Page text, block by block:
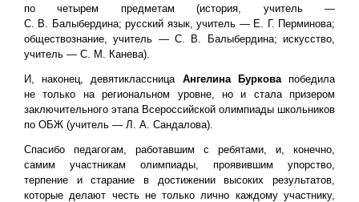
по четырем предметам (история, учитель —
С. В. Балыбердина; русский язык, учитель — Е. Г. Перминова;
обществознание, учитель — С. В. Балыбердина; искусство,
учитель — С. М. Канева).
И, наконец, девятиклассница Ангелина Бурковапобедила
не только на региональном уровне, но и стала призером
заключительного этапа Всероссийской олимпиады школьников
по ОБЖ (учитель — Л. А. Сандалова).
Спасибо педагогам, работавшим с ребятами, и, конечно,
самим участникам олимпиады, проявившим упорство,
терпение и старание в достижении высоких результатов,
которые делают честь не только лично каждому участнику,